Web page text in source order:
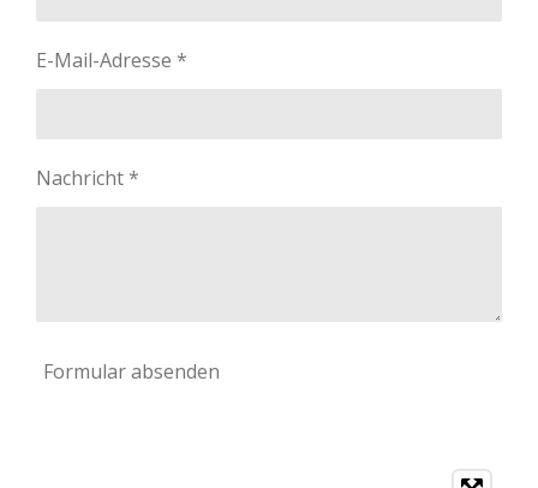
E-Mail-Adresse *
Nachricht *
Formular absenden